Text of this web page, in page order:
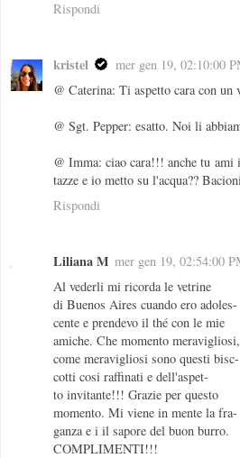
Rispondi
kristel
mer gen 19, 02:10:00
@ Caterina: Ti aspetto cara con
@ Sgt. Pepper: esatto. Noi li
@ Imma: ciao cara!!! anche tu ami
tazze e io metto su l'acqua??
Rispondi
Liliana M mer gen 19, 02:54:00
Al vederli mi ricorda le vetrine
di Buenos Aires cuando ero adoles-
cente e prendevo il thé con le mie
amiche. Che momento meravigliosi,
come meravigliosi sono questi bisc-
cotti cosi raffinati e dell'aspet-
to invitante!!! Grazie per questo
momento. Mi viene in mente la fra-
ganza e i il sapore del buon burro.
COMPLIMENTI!!!